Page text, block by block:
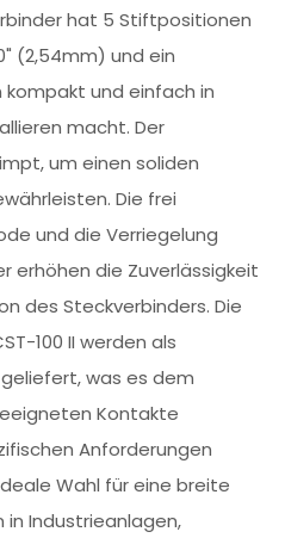
hat 5 Stiftpositionen
(2,54mm) und ein
kompakt und einfach in
macht. Der
um einen soliden
Die frei
und die Verriegelung
erhöhen die Zuverlässigkeit
des Steckverbinders. Die
100 II werden als
was es dem
Kontakte
Anforderungen
Wahl für eine breite
Industrieanlagen,